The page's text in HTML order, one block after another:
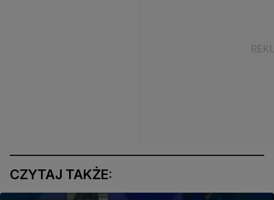
CZYTAJ TAKŻE: